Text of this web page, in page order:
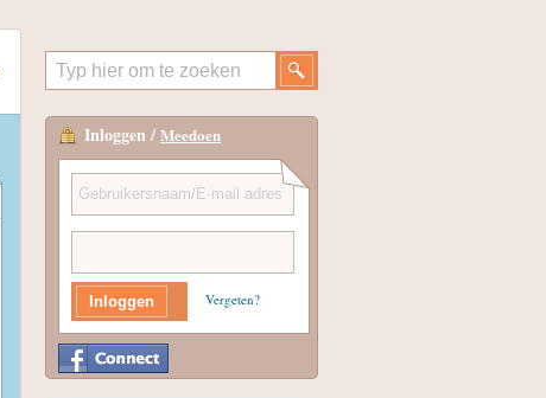
Inloggen / Meedoen
Vergeten?